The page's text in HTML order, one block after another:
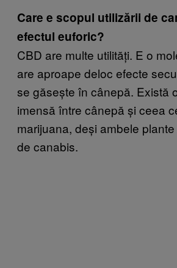
Care e scopul utilizării de
efectul euforic?
CBD are multe utilități. E o
are aproape deloc efecte
se găsește în cânepă. Există
imensă între cânepă și ceea
marijuana, deși ambele
de canabis.